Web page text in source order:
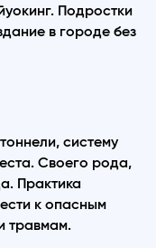
Подростки
в городе без
систему
Своего рода,
Практика
к опасным
травмам.